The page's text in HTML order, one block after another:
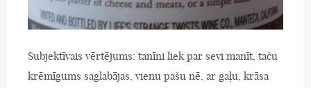
Subjektīvais vērtējums: tanīni liek par sevi manīt, taču
krēmīgums saglabājas, vienu pašu nē, ar gaļu, krāsa